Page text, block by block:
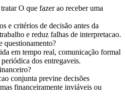
O que fazer ao receber uma
e critérios de decisão antes da
e reduz falhas de interpretacao.
questionamento?
em tempo real, comunicação formal
dos entregaveis.
conjunta previne decisões
financeiramente inviáveis ou